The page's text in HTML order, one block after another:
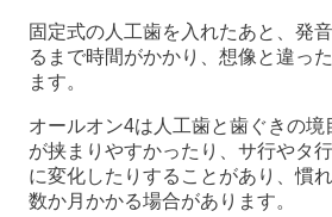
固定式の人工歯を入れたあと、発
るまで時間がかかり、想像と違っ
ます。
オールオン4は人工歯と歯ぐきの境
が挟まりやすかったり、サ行やタ
に変化したりすることがあり、慣
数か月かかる場合があります。